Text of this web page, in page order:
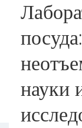
посуда:
науки